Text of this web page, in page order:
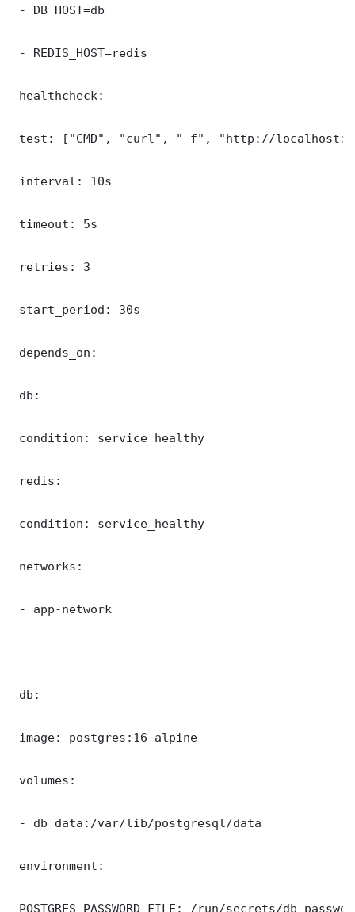
- DB_HOST=db
- REDIS_HOST=redis
healthcheck:
test: ["CMD", "curl", "-f", "http://
interval: 10s
timeout: 5s
retries: 3
start_period: 30s
depends_on:
db:
condition: service_healthy
redis:
condition: service_healthy
networks:
- app-network
db:
image: postgres:16-alpine
volumes:
- db_data:/var/lib/postgresql/data
environment:
POSTGRES_PASSWORD_FILE: /run/secrets/